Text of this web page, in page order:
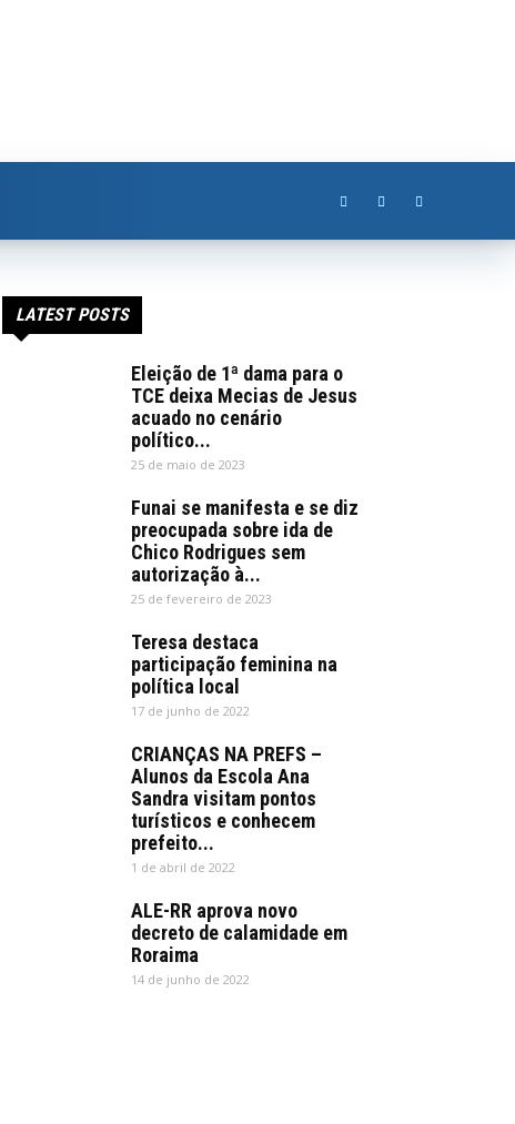
LATEST POSTS
Eleição de 1ª dama para o
TCE deixa Mecias de Jesus
acuado no cenário
político...
25 de maio de 2023
Funai se manifesta e se diz
preocupada sobre ida de
Chico Rodrigues sem
autorização à...
25 de fevereiro de 2023
Teresa destaca
participação feminina na
política local
17 de junho de 2022
CRIANÇAS NA PREFS –
Alunos da Escola Ana
Sandra visitam pontos
turísticos e conhecem
prefeito...
1 de abril de 2022
ALE-RR aprova novo
decreto de calamidade em
Roraima
14 de junho de 2022